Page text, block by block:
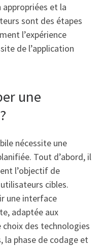
et la
sont des étapes
l’expérience
de l’application
une
nécessite une
Tout d’abord, il
l’objectif de
cibles.
une interface
adaptée aux
des technologies
la phase de codage et